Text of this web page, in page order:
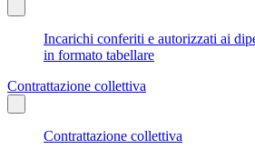
Incarichi conferiti e autorizzati ai
in formato tabellare
Contrattazione collettiva
Contrattazione collettiva